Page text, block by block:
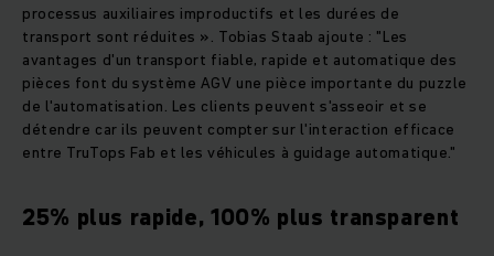
processus auxiliaires improductifs et les durées de
transport sont réduites ». Tobias Staab ajoute : "Les
avantages d'un transport fiable, rapide et automatique des
pièces font du système AGV une pièce importante du puzzle
de l'automatisation. Les clients peuvent s'asseoir et se
détendre car ils peuvent compter sur l'interaction efficace
entre TruTops Fab et les véhicules à guidage automatique."
25% plus rapide, 100% plus transparent